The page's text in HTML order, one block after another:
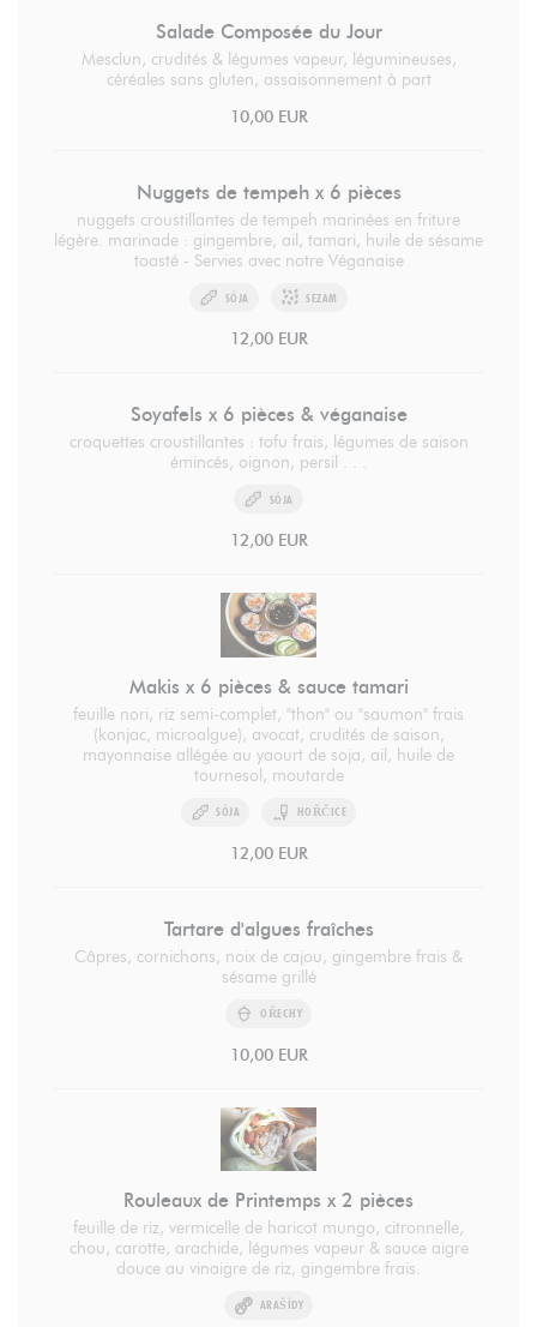
Salade Composée du Jour
Mesclun, crudités & légumes vapeur, légumineuses,
céréales sans gluten, assaisonnement à part
10,00 EUR
Nuggets de tempeh x 6 pièces
nuggets croustillantes de tempeh marinées en friture
légère. marinade : gingembre, ail, tamari, huile de sésame
toasté - Servies avec notre Véganaise
SÓJA SEZAM
12,00 EUR
Soyafels x 6 pièces & véganaise
croquettes croustillantes : tofu frais, légumes de saison
émincés, oignon, persil . . .
SÓJA
12,00 EUR
Makis x 6 pièces & sauce tamari
feuille nori, riz semi-complet, "thon" ou "saumon" frais
(konjac, microalgue), avocat, crudités de saison,
mayonnaise allégée au yaourt de soja, ail, huile de
tournesol, moutarde
SÓJA HOŘČICE
12,00 EUR
Tartare d'algues fraîches
Câpres, cornichons, noix de cajou, gingembre frais &
sésame grillé
OŘECHY
10,00 EUR
Rouleaux de Printemps x 2 pièces
feuille de riz, vermicelle de haricot mungo, citronnelle,
chou, carotte, arachide, légumes vapeur & sauce aigre
douce au vinaigre de riz, gingembre frais.
ARAŠÍDY